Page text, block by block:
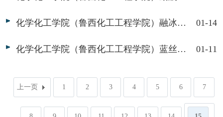
化学化工学院（鲁西化工工程学院）融冰暖冬志愿服务队举办“关爱马路天使，传递徘徊余香”志愿服务活动 01-14
化学化工学院（鲁西化工工程学院）蓝丝带志愿服务队举办“知悉乡村振兴发展，共筑美丽宜居乡村”调研活动 01-11
上一页 1 2 3 4 5 6 7